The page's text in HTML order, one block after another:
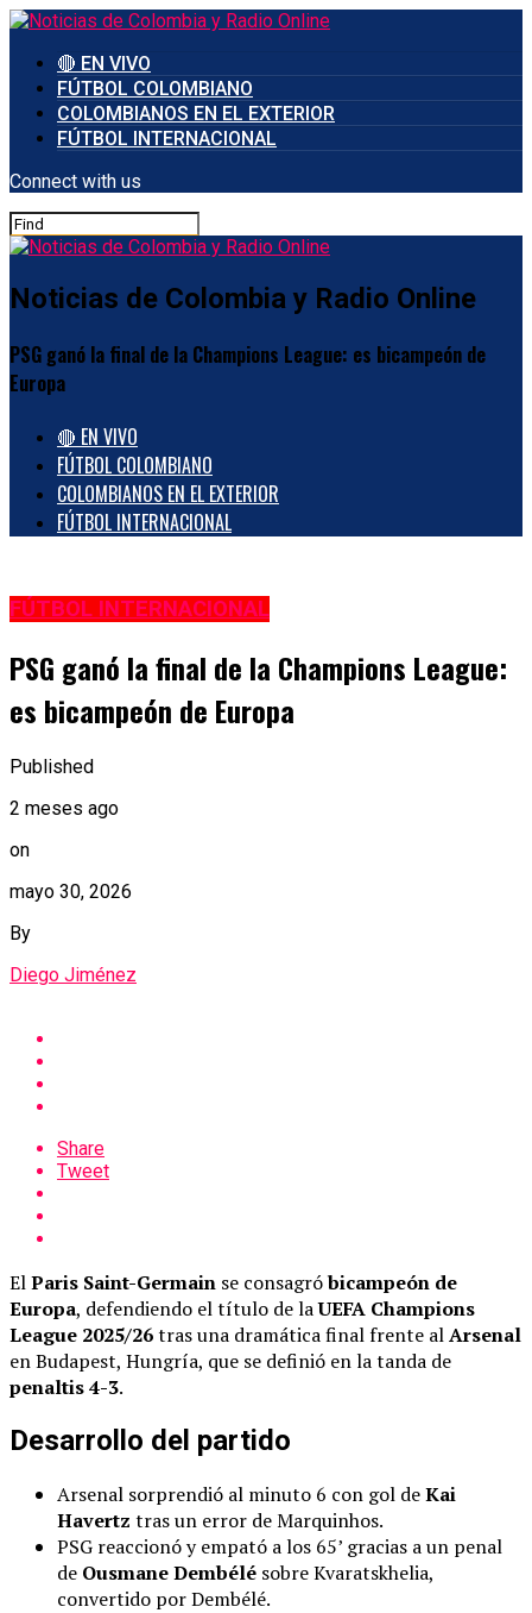
🔴 EN VIVO
FÚTBOL COLOMBIANO
COLOMBIANOS EN EL EXTERIOR
FÚTBOL INTERNACIONAL
Connect with us
Noticias de Colombia y Radio Online
PSG ganó la final de la Champions League: es bicampeón de
Europa
🔴 EN VIVO
FÚTBOL COLOMBIANO
COLOMBIANOS EN EL EXTERIOR
FÚTBOL INTERNACIONAL
FÚTBOL INTERNACIONAL
PSG ganó la final de la Champions League:
es bicampeón de Europa
Published
2 meses ago
on
mayo 30, 2026
By
Diego Jiménez
Share
Tweet
ElParis Saint-Germain se consagróbicampeón de
Europa, defendiendo el título de laUEFA Champions
League 2025/26tras una dramática final frente alArsenal
en Budapest, Hungría, que se definió en la tanda de
penaltis 4-3.
Desarrollo del partido
Arsenal sorprendió al minuto 6 con gol deKai
Havertz tras un error de Marquinhos.
PSG reaccionó y empató a los 65’ gracias a un penal
de Ousmane Dembélé sobre Kvaratskhelia,
convertido por Dembélé.